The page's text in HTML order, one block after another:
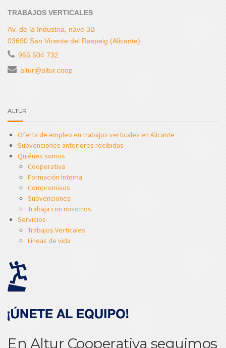
TRABAJOS VERTICALES
Av. de la Industria, nave 3B
03690 San Vicente del Raspeig (Alicante)
965 504 732
altur@altur.coop
ALTUR
Oferta de empleo en trabajos verticales en Alicante
Subvenciones anteriores recibidas
Quiénes somos
Cooperativa
Formación Interna
Compromisos
Subvenciones
Trabaja con nosotros
Servicios
Trabajos Verticales
Líneas de vida
En Altur Cooperativa seguimos